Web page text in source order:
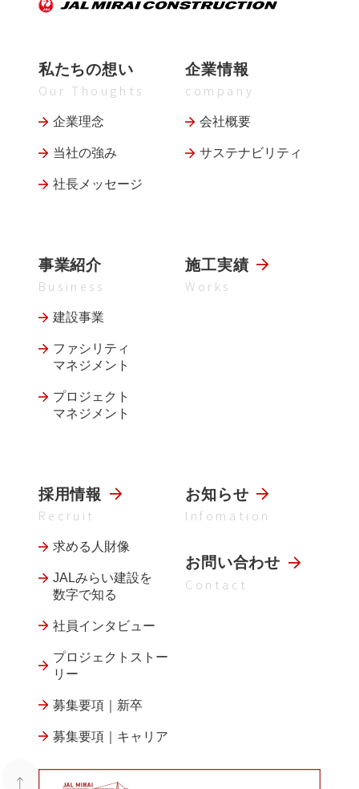
私たちの想い
Our Thoughts
企業理念
当社の強み
社長メッセージ
企業情報
company
会社概要
サステナビリティ
事業紹介
Business
建設事業
ファシリティ
マネジメント
プロジェクト
マネジメント
施工実績
Works
採用情報
Recruit
求める人財像
JALみらい建設を
数字で知る
社員インタビュー
プロジェクトストー
リー
募集要項｜新卒
募集要項｜キャリア
お知らせ
Infomation
お問い合わせ
Contact